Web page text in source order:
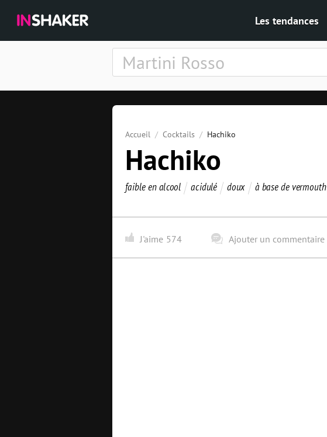
Les tendances
Accueil Cocktails Hachiko
Hachiko
faible en alcool acidulé doux à base de vermouth
J'aime 574 Ajouter un commentaire